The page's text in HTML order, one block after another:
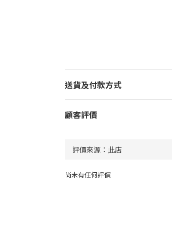
送貨及付款方式
顧客評價
尚未有任何評價